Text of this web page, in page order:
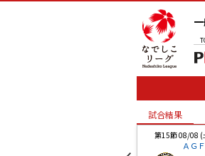
試合結果
第15節 08/08 (
ＡＧＦ